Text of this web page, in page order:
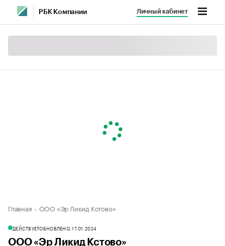
РБК Компании Личный кабинет
Главная ООО «Эр Ликид Кстово»
ДЕЙСТВУЕТОБНОВЛЕНО, 17.01.2024
ООО «Эр Ликид Кстово»